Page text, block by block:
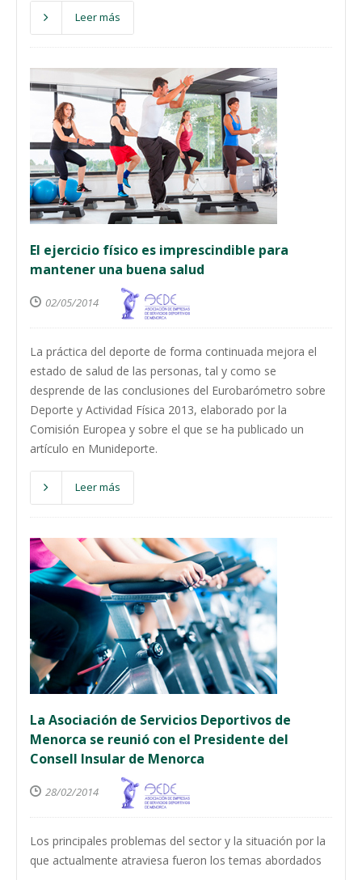
Leer más
El ejercicio físico es imprescindible para
mantener una buena salud
02/05/2014
La práctica del deporte de forma continuada mejora el
estado de salud de las personas, tal y como se
desprende de las conclusiones del Eurobarómetro sobre
Deporte y Actividad Física 2013, elaborado por la
Comisión Europea y sobre el que se ha publicado un
artículo en Munideporte.
Leer más
La Asociación de Servicios Deportivos de
Menorca se reunió con el Presidente del
Consell Insular de Menorca
28/02/2014
Los principales problemas del sector y la situación por la
que actualmente atraviesa fueron los temas abordados